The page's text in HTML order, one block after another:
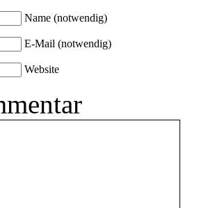
Name (notwendig)
E-Mail (notwendig)
Website